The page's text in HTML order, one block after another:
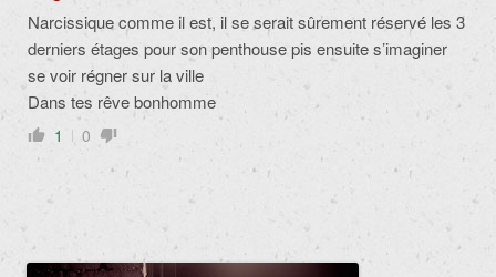
Narcissique comme il est, il se serait sûrement réservé les 3
derniers étages pour son penthouse pis ensuite s’imaginer
se voir régner sur la ville
Dans tes rêve bonhomme
1 0